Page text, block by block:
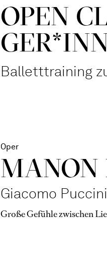
OPEN
Balletttraining
Oper
MANON
Giacomo Puccini
Große Gefühle zwischen